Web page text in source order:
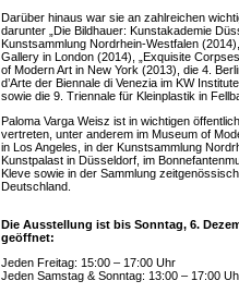
Darüber hinaus war sie an zahlreichen
darunter „Die Bildhauer: Kunstakademie
Kunstsammlung Nordrhein-Westfalen
Gallery in London (2014), „Exquisite
of Modern Art in New York (2013), die 4.
d’Arte der Biennale di Venezia im KW
sowie die 9. Triennale für Kleinplastik in
Paloma Varga Weisz ist in wichtigen
vertreten, unter anderem im Museum of
in Los Angeles, in der Kunstsammlung
Kunstpalast in Düsseldorf, im
Kleve sowie in der Sammlung
Deutschland.
Die Ausstellung ist bis Sonntag, 6.
geöffnet:
Jeden Freitag: 15:00 – 17:00 Uhr
Jeden Samstag & Sonntag: 13:00 – 17:00